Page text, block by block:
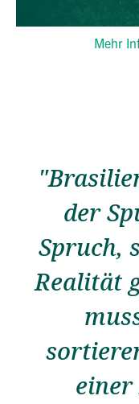
Mehr
der
Spruch,
Realität
einer